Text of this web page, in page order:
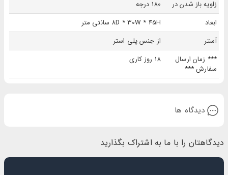
زاویه باز شدن در
180 درجه
ابعاد
8D * 30W * 45H سانتی متر
آستر
از جنس پلی استر
*** زمان ارسال
سفارش ***
18 روز کاری
دیدگاه ها
دیدگاهتان را با ما به اشتراک بگذارید